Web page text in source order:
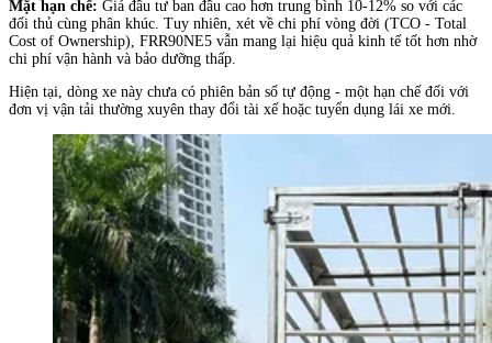
Mặt hạn chế: Giá đầu tư ban đầu cao hơn trung bình 10-12% so với các
đối thủ cùng phân khúc. Tuy nhiên, xét về chi phí vòng đời (TCO - Total
Cost of Ownership), FRR90NE5 vẫn mang lại hiệu quả kinh tế tốt hơn nhờ
chi phí vận hành và bảo dưỡng thấp.
Hiện tại, dòng xe này chưa có phiên bản số tự động - một hạn chế đối với
đơn vị vận tải thường xuyên thay đổi tài xế hoặc tuyển dụng lái xe mới.